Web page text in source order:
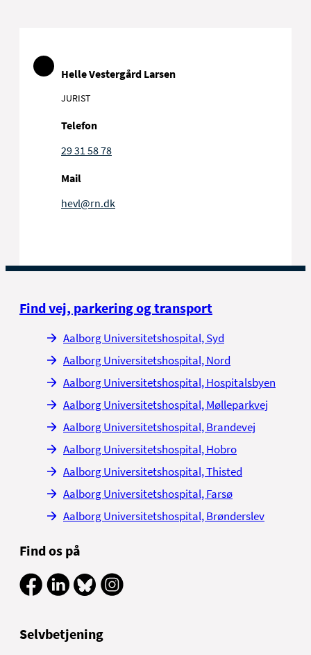
Helle Vestergård Larsen
JURIST
Telefon
29 31 58 78
Mail
hevl@rn.dk
Find vej, parkering og transport
Aalborg Universitetshospital, Syd
Aalborg Universitetshospital, Nord
Aalborg Universitetshospital, Hospitalsbyen
Aalborg Universitetshospital, Mølleparkvej
Aalborg Universitetshospital, Brandevej
Aalborg Universitetshospital, Hobro
Aalborg Universitetshospital, Thisted
Aalborg Universitetshospital, Farsø
Aalborg Universitetshospital, Brønderslev
Find os på
Selvbetjening